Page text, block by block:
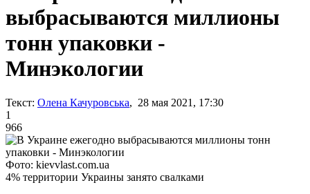
выбрасываются миллионы
тонн упаковки -
Минэкологии
Текст: Олена Качуровська, 28 мая 2021, 17:30
1
966
Фото: kievvlast.com.ua
4% территории Украины занято свалками